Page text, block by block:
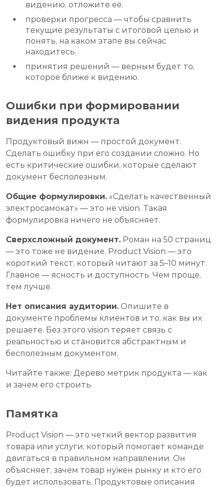
видению, отложите её.
проверки прогресса — чтобы сравнить
текущие результаты с итоговой целью и
понять, на каком этапе вы сейчас
находитесь.
принятия решений — верным будет то,
которое ближе к видению.
Ошибки при формировании
видения продукта
Продуктовый вижн — простой документ.
Сделать ошибку при его создании сложно. Но
есть критические ошибки, которые сделают
документ бесполезным.
Общие формулировки. «Сделать качественный
электросамокат» — это не vision. Такая
формулировка ничего не объясняет.
Сверхсложный документ. Роман на 50 страниц
— это тоже не видение. Product Vision — это
короткий текст, который читают за 5–10 минут.
Главное — ясность и доступность. Чем проще,
тем лучше.
Нет описания аудитории. Опишите в
документе проблемы клиентов и то, как вы их
решаете. Без этого vision теряет связь с
реальностью и становится абстрактным и
бесполезным документом.
Читайте также: Дерево метрик продукта — как
и зачем его строить.
Памятка
Product Vision — это четкий вектор развития
товара или услуги, который помогает команде
двигаться в правильном направлении. Он
объясняет, зачем товар нужен рынку и кто его
будет использовать. Продуктовые описания